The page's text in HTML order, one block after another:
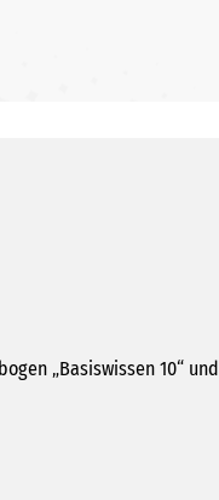
„Basiswissen 10“ und